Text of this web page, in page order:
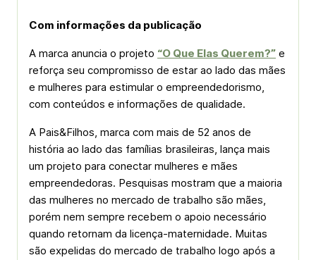
Com informações da publicação
A marca anuncia o projeto “O Que Elas Querem?” e
reforça seu compromisso de estar ao lado das mães
e mulheres para estimular o empreendedorismo,
com conteúdos e informações de qualidade.
A Pais&Filhos, marca com mais de 52 anos de
história ao lado das famílias brasileiras, lança mais
um projeto para conectar mulheres e mães
empreendedoras. Pesquisas mostram que a maioria
das mulheres no mercado de trabalho são mães,
porém nem sempre recebem o apoio necessário
quando retornam da licença-maternidade. Muitas
são expelidas do mercado de trabalho logo após a